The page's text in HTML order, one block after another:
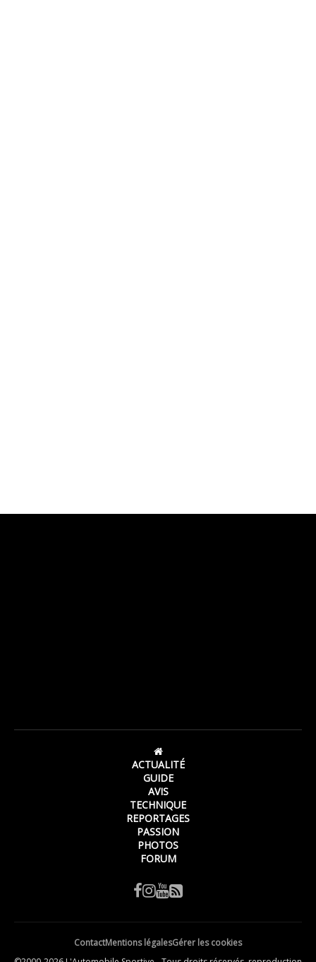
ACTUALITÉ
GUIDE
AVIS
TECHNIQUE
REPORTAGES
PASSION
PHOTOS
FORUM
ContactMentions légalesGérer les cookies